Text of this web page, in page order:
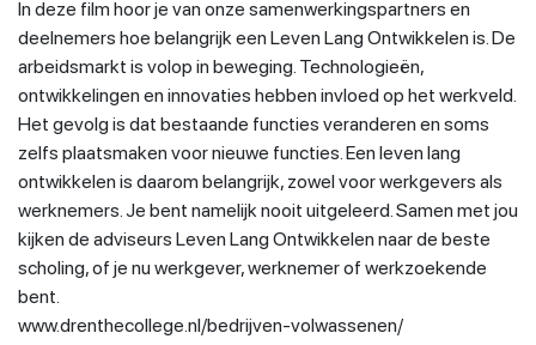
In deze film hoor je van onze samenwerkingspartners en
deelnemers hoe belangrijk een Leven Lang Ontwikkelen is. De
arbeidsmarkt is volop in beweging. Technologieën,
ontwikkelingen en innovaties hebben invloed op het werkveld.
Het gevolg is dat bestaande functies veranderen en soms
zelfs plaatsmaken voor nieuwe functies. Een leven lang
ontwikkelen is daarom belangrijk, zowel voor werkgevers als
werknemers. Je bent namelijk nooit uitgeleerd. Samen met jou
kijken de adviseurs Leven Lang Ontwikkelen naar de beste
scholing, of je nu werkgever, werknemer of werkzoekende
bent.
www.drenthecollege.nl/bedrijven-volwassenen/